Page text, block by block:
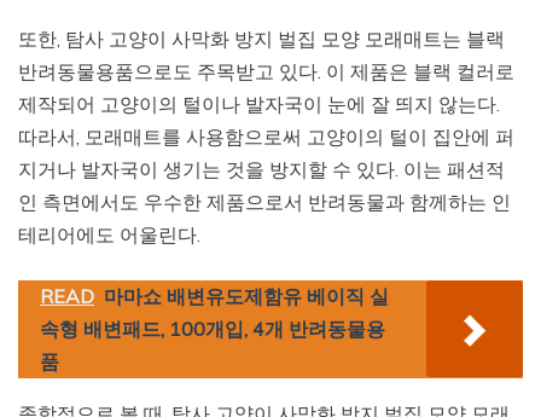
또한, 탐사 고양이 사막화 방지 벌집 모양 모래매트는 블랙
반려동물용품으로도 주목받고 있다. 이 제품은 블랙 컬러로
제작되어 고양이의 털이나 발자국이 눈에 잘 띄지 않는다.
따라서, 모래매트를 사용함으로써 고양이의 털이 집안에 퍼
지거나 발자국이 생기는 것을 방지할 수 있다. 이는 패션적
인 측면에서도 우수한 제품으로서 반려동물과 함께하는 인
테리어에도 어울린다.
READ 마마쇼 배변유도제함유 베이직 실
속형 배변패드, 100개입, 4개 반려동물용
품